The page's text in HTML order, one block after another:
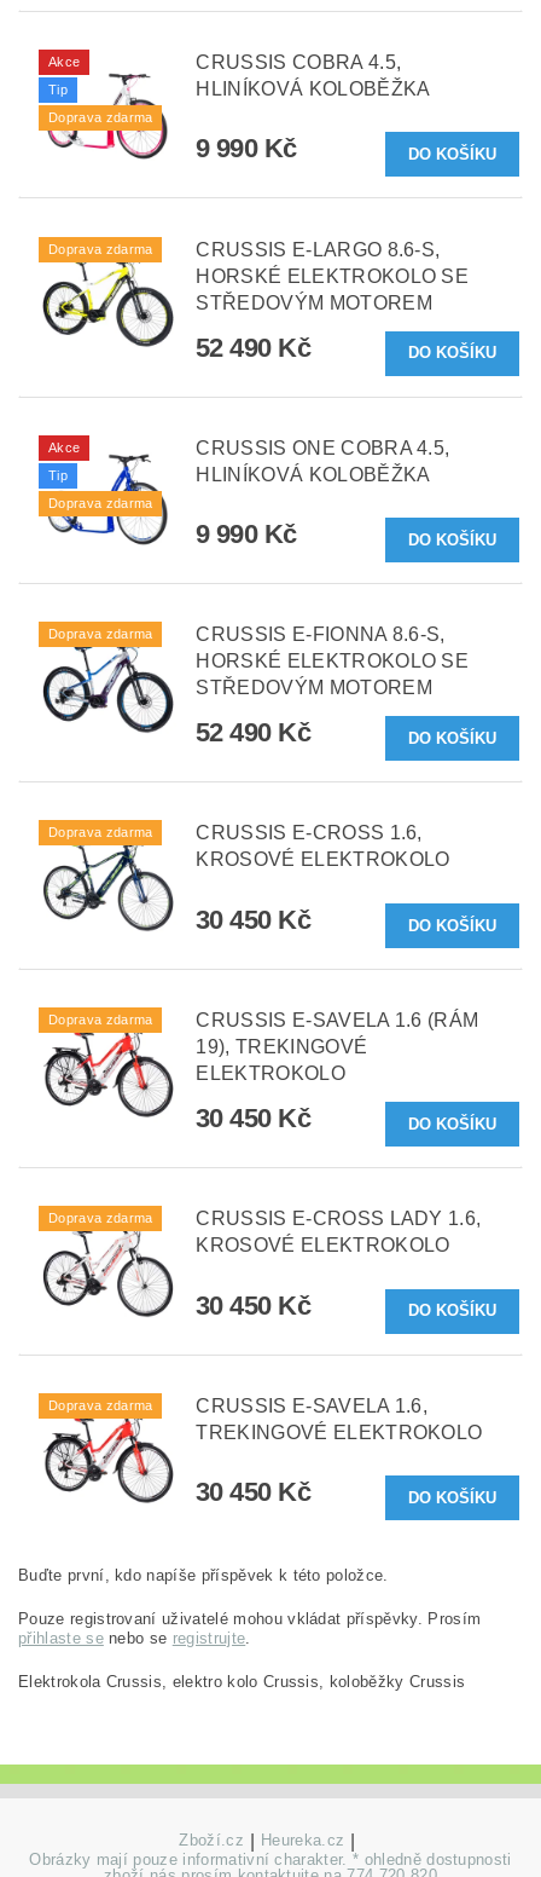
Akce
Tip
Doprava zdarma
CRUSSIS COBRA 4.5,
HLINÍKOVÁ KOLOBĚŽKA
9 990 Kč
Doprava zdarma
CRUSSIS E-LARGO 8.6-S,
HORSKÉ ELEKTROKOLO SE
STŘEDOVÝM MOTOREM
52 490 Kč
Akce
Tip
Doprava zdarma
CRUSSIS ONE COBRA 4.5,
HLINÍKOVÁ KOLOBĚŽKA
9 990 Kč
Doprava zdarma
CRUSSIS E-FIONNA 8.6-S,
HORSKÉ ELEKTROKOLO SE
STŘEDOVÝM MOTOREM
52 490 Kč
Doprava zdarma
CRUSSIS E-CROSS 1.6,
KROSOVÉ ELEKTROKOLO
30 450 Kč
Doprava zdarma
CRUSSIS E-SAVELA 1.6 (RÁM
19), TREKINGOVÉ
ELEKTROKOLO
30 450 Kč
Doprava zdarma
CRUSSIS E-CROSS LADY 1.6,
KROSOVÉ ELEKTROKOLO
30 450 Kč
Doprava zdarma
CRUSSIS E-SAVELA 1.6,
TREKINGOVÉ ELEKTROKOLO
30 450 Kč
Buďte první, kdo napíše příspěvek k této položce.
Pouze registrovaní uživatelé mohou vkládat příspěvky. Prosím
přihlaste senebo se registrujte.
Elektrokola Crussis, elektro kolo Crussis, koloběžky Crussis
Zboží.cz Heureka.cz
Obrázky mají pouze informativní charakter. * ohledně dostupnosti